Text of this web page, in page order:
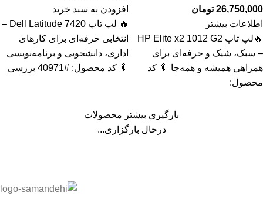
26,750,000 تومان
اطلاعات بیشتر
🔥لپ تاپ HP Elite x2 1012 G2
– سبک، شیک و حرفه‌ای برای
همراهی همیشه و همه‌جا 🔖 کد
محصول:
افزودن به سبد خرید
🔥 لپ تاپ Dell Latitude 7420 –
انتخابی حرفه‌ای برای کارهای
اداری، دانشجویی و برنامه‌نویسی
🔖 کد محصول: #40971 بررسی
بارگیری بیشتر محصولات
درحال بارگزاری...